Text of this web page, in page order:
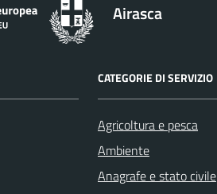
Airasca
CATEGORIE DI SERVIZIO
Agricoltura e pesca
Ambiente
Anagrafe e stato civile